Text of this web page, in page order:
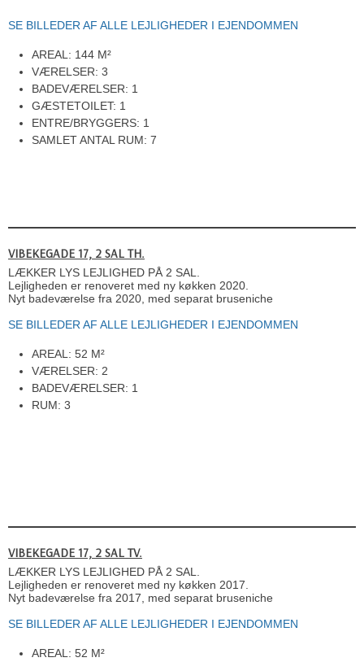
SE BILLEDER AF ALLE LEJLIGHEDER I EJENDOMMEN
AREAL: 144 M²
VÆRELSER: 3
BADEVÆRELSER: 1
GÆSTETOILET: 1
ENTRE/BRYGGERS: 1
SAMLET ANTAL RUM: 7
VIBEKEGADE 17, 2 SAL TH.
​LÆKKER LYS LEJLIGHED PÅ 2 SAL.
​Lejligheden er renoveret med ny køkken 2020.
Nyt badeværelse fra 2020, med separat bruseniche
SE BILLEDER AF ALLE LEJLIGHEDER I EJENDOMMEN
AREAL: 52 M²
VÆRELSER: 2
BADEVÆRELSER: 1
RUM: 3
VIBEKEGADE 17, 2 SAL TV.
​LÆKKER LYS LEJLIGHED PÅ 2 SAL.
Lejligheden er renoveret med ny køkken 2017.
Nyt badeværelse fra 2017, med separat bruseniche
SE BILLEDER AF ALLE LEJLIGHEDER I EJENDOMMEN
AREAL: 52 M²